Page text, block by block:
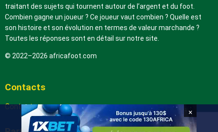
traitant des sujets qui tournent autour de l’argent et du foot.
Combien gagne un joueur ? Ce joueur vaut combien ? Quelle est
son histoire et son évolution en termes de valeur marchande ?
Toutes les réponses sont en détail sur notre site.
© 2022–2026 africafoot.com
Contacts
Contactez-nous ×